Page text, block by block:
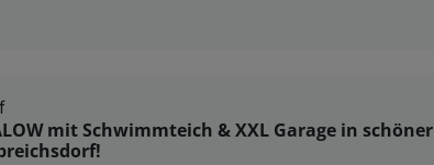
mit Schwimmteich & XXL Garage in schöner